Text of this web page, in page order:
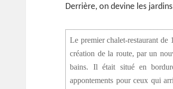
Derrière, on devine les
Le premier chalet-restaurant de
création de la route, par un
bains. Il était situé en
appontements pour ceux qui